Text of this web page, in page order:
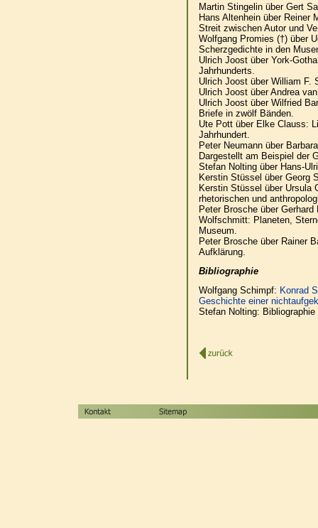
Martin Stingelin über Gert
Hans Altenhein über Reiner
Streit zwischen Autor und
Wolfgang Promies (†) über
Scherzgedichte in den
Ulrich Joost über York-
Jahrhunderts.
Ulrich Joost über William F.
Ulrich Joost über Andrea
Ulrich Joost über Wilfried
Briefe in zwölf Bänden.
Ute Pott über Elke Clauss:
Jahrhundert.
Peter Neumann über
Dargestellt am Beispiel der
Stefan Nolting über Hans-
Kerstin Stüssel über Georg
Kerstin Stüssel über Ursula
rhetorischen und
Peter Brosche über
Wolfschmitt: Planeten,
Museum.
Peter Brosche über Rainer
Aufklärung.
Bibliographie
Wolfgang Schimpf: Konrad
Geschichte einer
Stefan Nolting: